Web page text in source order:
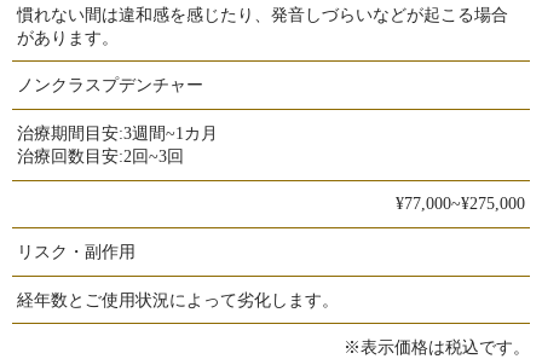
慣れない間は違和感を感じたり、発音しづらいなどが起こる場合
があります。
ノンクラスプデンチャー
治療期間目安:3週間~1カ月
治療回数目安:2回~3回
¥77,000~¥275,000
リスク・副作用
経年数とご使用状況によって劣化します。
※表示価格は税込です。